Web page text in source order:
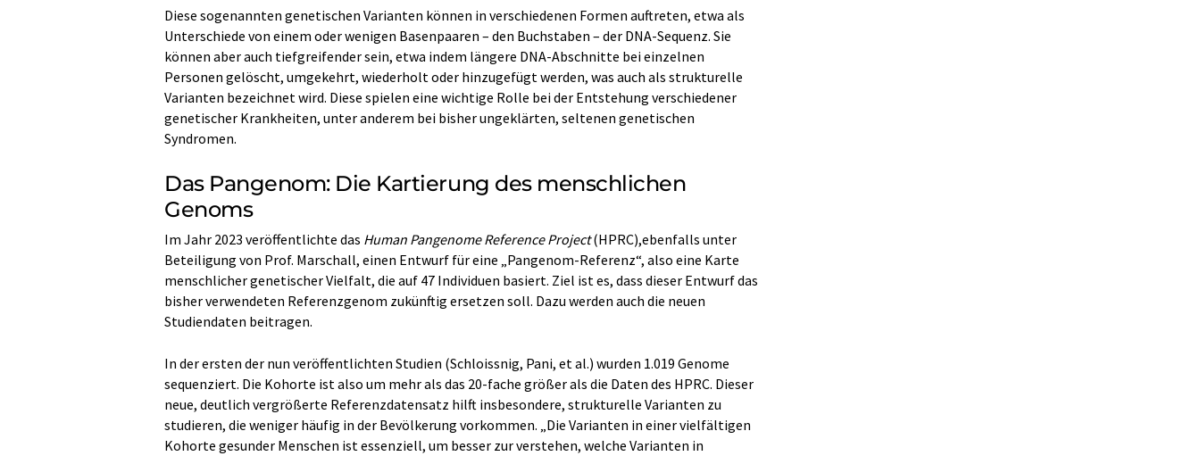
Diese sogenannten genetischen Varianten können in verschiedenen Formen auftreten, etwa als
Unterschiede von einem oder wenigen Basenpaaren – den Buchstaben – der DNA-Sequenz. Sie
können aber auch tiefgreifender sein, etwa indem längere DNA-Abschnitte bei einzelnen
Personen gelöscht, umgekehrt, wiederholt oder hinzugefügt werden, was auch als strukturelle
Varianten bezeichnet wird. Diese spielen eine wichtige Rolle bei der Entstehung verschiedener
genetischer Krankheiten, unter anderem bei bisher ungeklärten, seltenen genetischen
Syndromen.
Das Pangenom: Die Kartierung des menschlichen
Genoms
Im Jahr 2023 veröffentlichte das Human Pangenome Reference Project(HPRC),ebenfalls unter
Beteiligung von Prof. Marschall, einen Entwurf für eine „Pangenom-Referenz“, also eine Karte
menschlicher genetischer Vielfalt, die auf 47 Individuen basiert. Ziel ist es, dass dieser Entwurf das
bisher verwendeten Referenzgenom zukünftig ersetzen soll. Dazu werden auch die neuen
Studiendaten beitragen.
In der ersten der nun veröffentlichten Studien (Schloissnig, Pani, et al.) wurden 1.019 Genome
sequenziert. Die Kohorte ist also um mehr als das 20-fache größer als die Daten des HPRC. Dieser
neue, deutlich vergrößerte Referenzdatensatz hilft insbesondere, strukturelle Varianten zu
studieren, die weniger häufig in der Bevölkerung vorkommen. „Die Varianten in einer vielfältigen
Kohorte gesunder Menschen ist essenziell, um besser zur verstehen, welche Varianten in